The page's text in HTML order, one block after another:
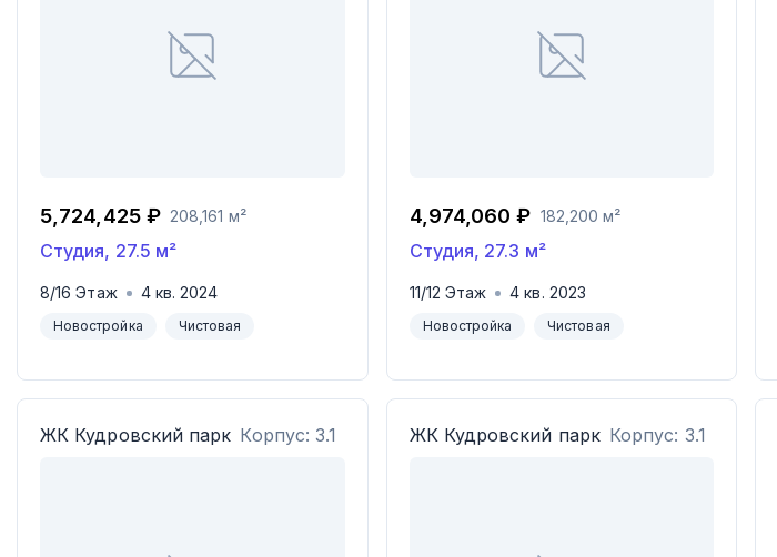
5,724,425 ₽ 208,161 м²
Студия, 27.5 м²
8/16 Этаж 4кв.2024
Новостройка Чистовая
4,974,060 ₽ 182,200 м²
Студия, 27.3 м²
11/12 Этаж 4 кв. 2023
Новостройка Чистовая
ЖК Кудровский парк Корпус: 3.1 ЖК Кудровский парк Корпус: 3.1